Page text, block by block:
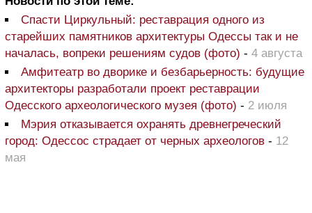
Спасти Циркульный: реставрация одного из
старейших памятников архитектуры Одессы так и не
началась, вопреки решениям судов (фото) - 4 августа
Амфитеатр во дворике и безбарьерность: будущие
архитекторы разработали проект реставрации
Одесского археологического музея (фото) - 2 июля
Мэрия отказывается охранять древнегреческий
город: Одессос страдает от черных археологов - 12
мая